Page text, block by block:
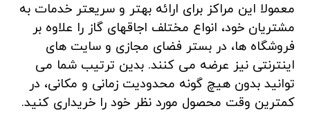
معمولا این مراکز برای ارائه بهتر و سریعتر خدمات به
مشتریان خود، انواع مختلف اجاقهای گاز را علاوه بر
فروشگاه ها، در بستر فضای مجازی و سایت های
اینترنتی نیز عرضه می کنند. بدین ترتیب شما می
توانید بدون هیچ گونه محدودیت زمانی و مکانی، در
کمترین وقت محصول مورد نظر خود را خریداری کنید.